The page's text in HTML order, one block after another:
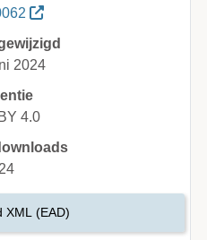
2024
4.0
24
XML (EAD)